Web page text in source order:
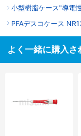
小型樹脂ケース"導電
PFAデスコケース
よく一緒に購入さ